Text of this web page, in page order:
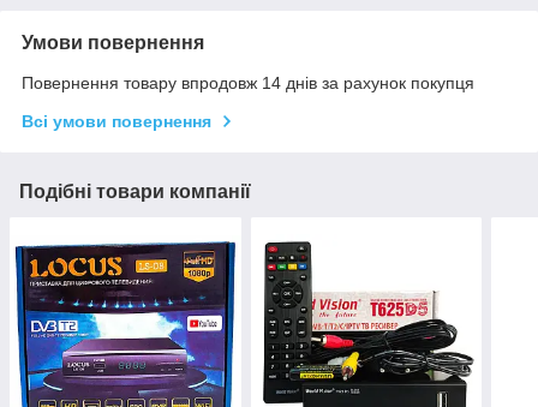
Умови повернення
Повернення товару впродовж 14 днів за рахунок покупця
Всі умови повернення
Подібні товари компанії